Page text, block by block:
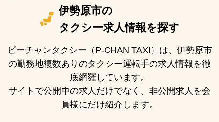
伊勢原市の
タクシー求人情報を探す
ピーチャンタクシー（P-CHAN TAXI）は、伊勢原市
の勤務地複数ありのタクシー運転手の求人情報を徹
底網羅しています。
サイトで公開中の求人だけでなく、非公開求人を会
員様にだけ紹介します。